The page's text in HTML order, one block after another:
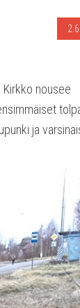
Kirkko nousee
ja